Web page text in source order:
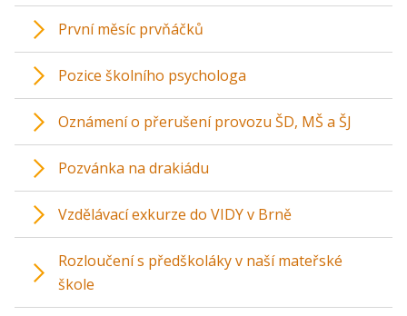
První měsíc prvňáčků
Pozice školního psychologa
Oznámení o přerušení provozu ŠD, MŠ a ŠJ
Pozvánka na drakiádu
Vzdělávací exkurze do VIDY v Brně
Rozloučení s předškoláky v naší mateřské
škole